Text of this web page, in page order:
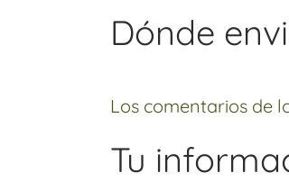
Dónde
Los comentarios de
Tu